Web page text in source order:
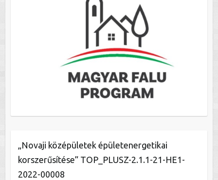
„Novaji középületek épületenergetikai
korszerűsítése” TOP_PLUSZ-2.1.1-21-HE1-
2022-00008